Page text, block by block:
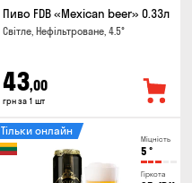
Пиво FDB «Mexican beer» 0.33л
Світле, Нефільтроване, 4.5°
43,00
грн за 1 шт
Міцність
5 °
Гіркота
Тільки онлайн